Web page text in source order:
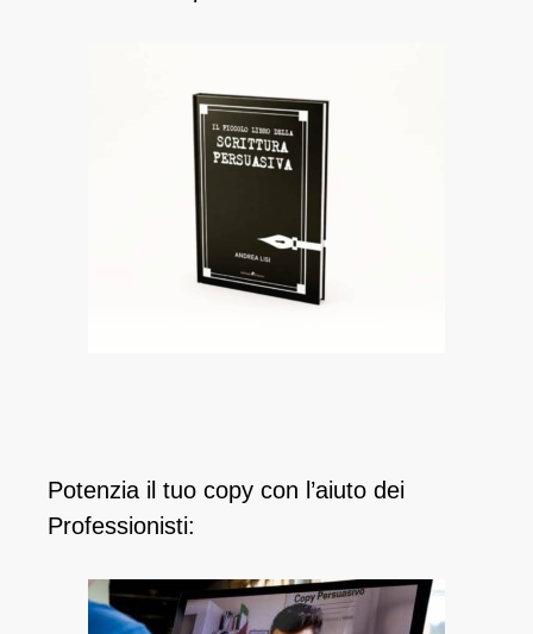
Potenzia il tuo copy con l’aiuto dei
Professionisti: